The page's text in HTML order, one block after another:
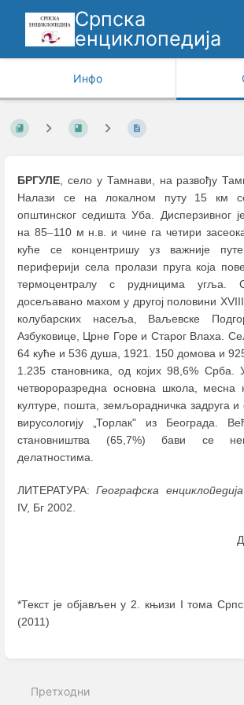
Српска
енциклопедија
Инфо
БРГУЛЕ, село у Тамнави, на развођу
Налази се на локалном путу 15 км
општинског седишта Уба. Дисперзивног
на 85–110 м н.в. и чине га четири
куће се концентришу уз важније
периферији села пролази пруга која
термоцентралу с рудницима угља.
досељавано махом у другој половини
колубарских насеља, Ваљевске
Азбуковице, Црне Горе и Старог Влаха.
64 кућe и 536 душa, 1921. 150 домова и
1.235 становника, од којих 98,6% Срба.
четвороразредна основна школа, месна
културе, пошта, земљорадничка задруга
вирусологију „Торлак" из Београда.
становништва (65,7%) бави се
делатностима.
ЛИТЕРАТУРА:Географска
IV, Бг 2002.
*Текст је објављен у 2. књизи I тома
(2011)
mode
Претходни